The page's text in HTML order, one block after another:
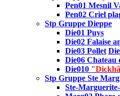
Pen01 Mesnil
Pen02 Criel
Stp Gruppe Dieppe
Die01 Puys
Die02 Falaise
Die03 Pollet
Die06 Chateau
Die010
Stp Gruppe Ste
Ste-